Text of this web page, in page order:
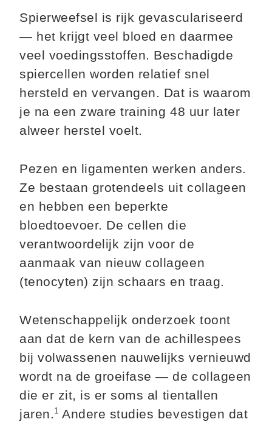
Spierweefsel is rijk gevasculariseerd
— het krijgt veel bloed en daarmee
veel voedingsstoffen. Beschadigde
spiercellen worden relatief snel
hersteld en vervangen. Dat is waarom
je na een zware training 48 uur later
alweer herstel voelt.
Pezen en ligamenten werken anders.
Ze bestaan grotendeels uit collageen
en hebben een beperkte
bloedtoevoer. De cellen die
verantwoordelijk zijn voor de
aanmaak van nieuw collageen
(tenocyten) zijn schaars en traag.
Wetenschappelijk onderzoek toont
aan dat de kern van de achillespees
bij volwassenen nauwelijks vernieuwd
wordt na de groeifase — de collageen
die er zit, is er soms al tientallen
jaren. 1 Andere studies bevestigen dat